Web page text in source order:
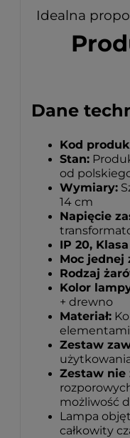
Idealna
Dane
Kod
Stan:
od
Wymiary:
14 cm
Napięcie
IP 20,
Moc jednej
Rodzaj
Kolor
+ drewno
Materiał:
Zestaw
Zestaw nie
możliwość
Lampa
całkowity